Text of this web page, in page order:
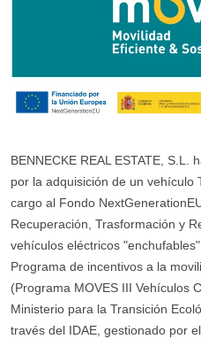
BENNECKE REAL ESTATE,
por la adquisición de un vehículo
cargo al Fondo
Recuperación, Trasformación y
vehículos eléctricos
Programa de incentivos a la
(Programa MOVES III Vehículos
Ministerio para la Transición
través del IDAE, gestionado por